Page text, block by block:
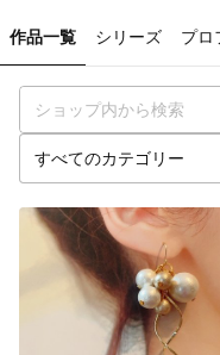
作品一覧 シリーズ プロ